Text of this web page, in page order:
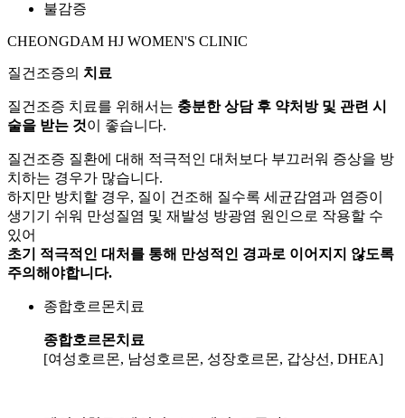
불감증
CHEONGDAM HJ WOMEN'S CLINIC
질건조증의 치료
질건조증 치료를 위해서는 충분한 상담 후 약처방 및 관련 시
술을 받는 것이 좋습니다.
질건조증 질환에 대해 적극적인 대처보다 부끄러워 증상을 방
치하는 경우가 많습니다.
하지만 방치할 경우, 질이 건조해 질수록 세균감염과 염증이
생기기 쉬워 만성질염 및 재발성 방광염 원인으로 작용할 수
있어
초기 적극적인 대처를 통해 만성적인 경과로 이어지지 않도록
주의해야합니다.
종합호르몬치료
종합호르몬치료
[여성호르몬, 남성호르몬, 성장호르몬, 갑상선, DHEA]